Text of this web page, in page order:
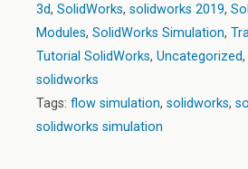
3d, SolidWorks, solidworks 2019,
Modules, SolidWorks Simulation,
Tutorial SolidWorks, Uncategorized,
solidworks
Tags: flow simulation, solidworks,
solidworks simulation